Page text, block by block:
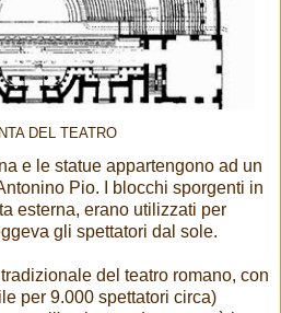
DEL TEATRO
e le statue appartengono ad un
Pio. I blocchi sporgenti in
esterna, erano utilizzati per
gli spettatori dal sole.
del teatro romano, con
per 9.000 spettatori circa)